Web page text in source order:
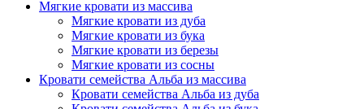
Мягкие кровати из массива
Мягкие кровати из дуба
Мягкие кровати из бука
Мягкие кровати из березы
Мягкие кровати из сосны
Кровати семейства Альба из массива
Кровати семейства Альба из дуба